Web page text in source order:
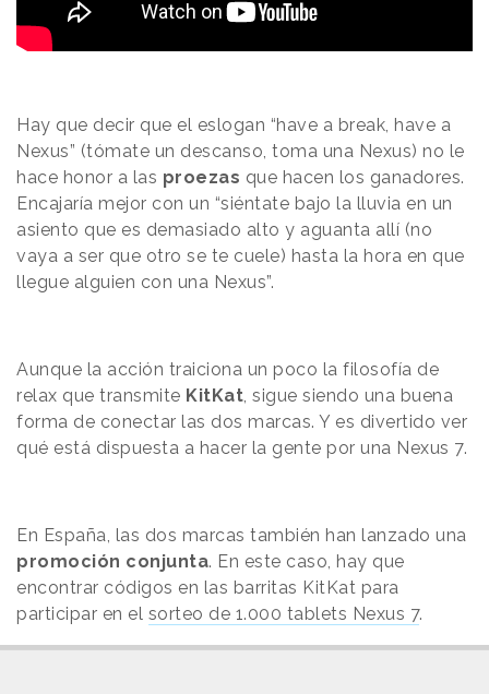
Hay que decir que el eslogan “have a break, have a
Nexus” (tómate un descanso, toma una Nexus) no le
hace honor a las proezas que hacen los ganadores.
Encajaría mejor con un “siéntate bajo la lluvia en un
asiento que es demasiado alto y aguanta allí (no
vaya a ser que otro se te cuele) hasta la hora en que
llegue alguien con una Nexus”.
Aunque la acción traiciona un poco la filosofía de
relax que transmite KitKat , sigue siendo una buena
forma de conectar las dos marcas. Y es divertido ver
qué está dispuesta a hacer la gente por una Nexus 7.
En España, las dos marcas también han lanzado una
promoción conjunta. En este caso, hay que
encontrar códigos en las barritas KitKat para
participar en el sorteo de 1.000 tablets Nexus 7.